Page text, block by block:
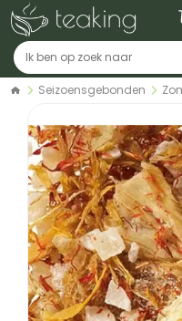
Seizoensgebonden